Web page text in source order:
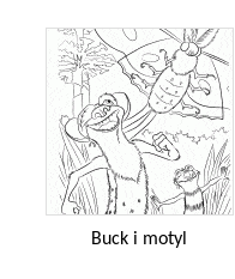
Buck i motyl